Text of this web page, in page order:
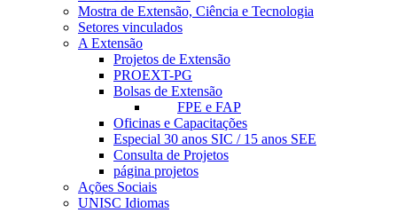
Mostra de Extensão, Ciência e Tecnologia
Setores vinculados
A Extensão
Projetos de Extensão
PROEXT-PG
Bolsas de Extensão
FPE e FAP
Oficinas e Capacitações
Especial 30 anos SIC / 15 anos SEE
Consulta de Projetos
página projetos
Ações Sociais
UNISC Idiomas